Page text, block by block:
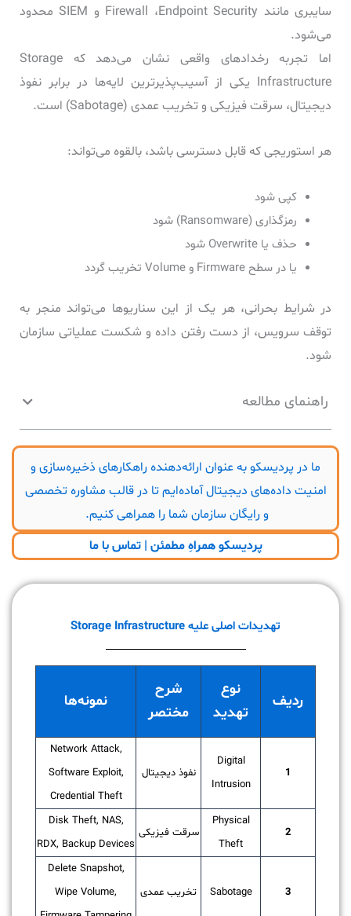
سایبری مانند Firewall ،Endpoint Security و SIEM محدود
می‌شود.
اما تجربه رخدادهای واقعی نشان می‌دهد که Storage
Infrastructure یکی از آسیب‌پذیرترین لایه‌ها در برابر نفوذ
دیجیتال، سرقت فیزیکی و تخریب عمدی (Sabotage) است.
هر استوریجی که قابل دسترسی باشد، بالقوه می‌تواند:
کپی شود
رمزگذاری (Ransomware) شود
حذف یا Overwrite شود
یا در سطح Firmware و Volume تخریب گردد
در شرایط بحرانی، هر یک از این سناریوها می‌تواند منجر به
توقف سرویس، از دست رفتن داده و شکست عملیاتی سازمان
شود.
راهنمای مطالعه
ما در پردیسکو به عنوان ارائه‌دهنده راهکارهای ذخیره‌سازی و
امنیت داده‌های دیجیتال آماده‌ایم تا در قالب مشاوره تخصصی
و رایگان سازمان شما را همراهی کنیم.
پردیسکو همراهِ مطمئن | تماس با ما
تهدیدات اصلی علیه Storage Infrastructure
ردیف
نوع
تهدید
شرح
مختصر
نمونه‌ها
1
Digital
Intrusion
نفوذ دیجیتال
Network Attack,
Software Exploit,
Credential Theft
2
Physical
Theft
سرقت فیزیکی
Disk Theft, NAS,
RDX, Backup Devices
3
Sabotage تخریب عمدی
Delete Snapshot,
Wipe Volume,